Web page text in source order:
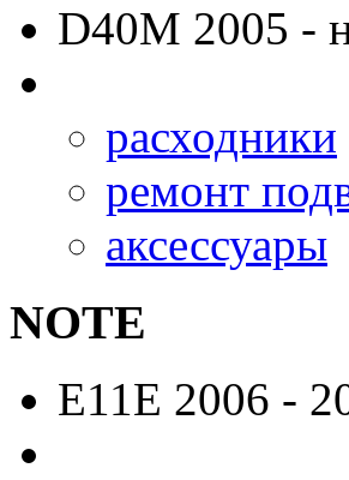
D40M 2005 -
расходники
ремонт
аксессуары
NOTE
E11E 2006 -